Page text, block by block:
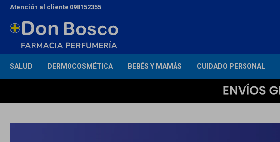
SALUD DERMOCOSMÉTICA BEBÉS Y MAMÁS CUIDADO PERSONAL
Atención al cliente 098152355